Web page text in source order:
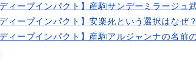
ディープインパクト】産駒サンデーミラージュ
ディープインパクト】安楽死という選択はなぜ
ディープインパクト】産駒アルジャンナの名前